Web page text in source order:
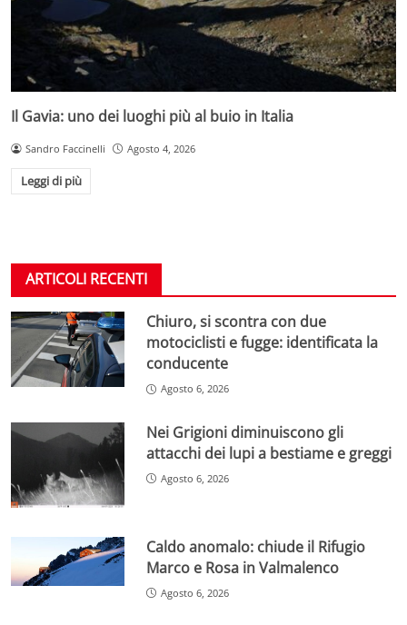
Il Gavia: uno dei luoghi più al buio in Italia
Sandro Faccinelli Agosto 4, 2026
Leggi di più
ARTICOLI RECENTI
Chiuro, si scontra con due
motociclisti e fugge: identificata la
conducente
Agosto 6, 2026
Nei Grigioni diminuiscono gli
attacchi dei lupi a bestiame e greggi
Agosto 6, 2026
Caldo anomalo: chiude il Rifugio
Marco e Rosa in Valmalenco
Agosto 6, 2026